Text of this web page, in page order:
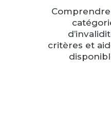
critères et